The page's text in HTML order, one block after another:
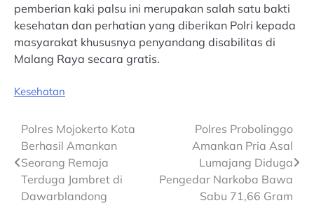
pemberian kaki palsu ini merupakan salah satu bakti
kesehatan dan perhatian yang diberikan Polri kepada
masyarakat khususnya penyandang disabilitas di
Malang Raya secara gratis.
Kesehatan
Post
navigation
Polres Mojokerto Kota
Berhasil Amankan
Seorang Remaja
Terduga Jambret di
Dawarblandong
Polres Probolinggo
Amankan Pria Asal
Lumajang Diduga
Pengedar Narkoba Bawa
Sabu 71,66 Gram